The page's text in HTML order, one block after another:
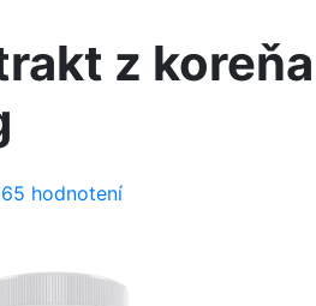
z koreňa
65 hodnotení